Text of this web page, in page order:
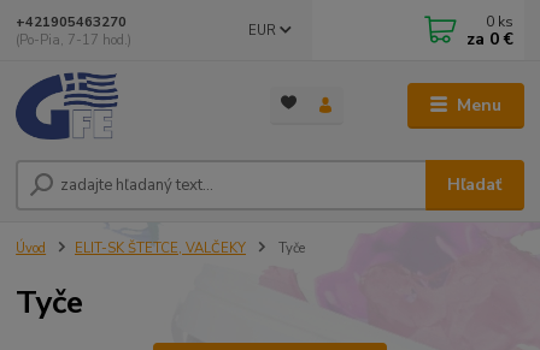
Menu
EUR
Hľadať
+421905463270
(Po-Pia, 7-17 hod.)
0 ks
za 0 €
Úvod ELIT-SK ŠTETCE, VALČEKY Tyče
Tyče